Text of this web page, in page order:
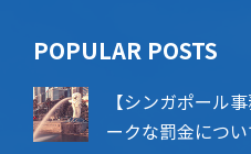
POPU​​LAR POSTS
【シンガポール
ークな罰金につい